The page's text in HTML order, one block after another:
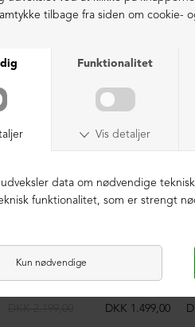
LIGNENDE
DKK 1.499,00